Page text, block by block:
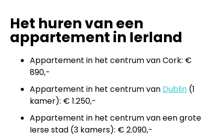
Het huren van een
appartement in Ierland
Appartement in het centrum van Cork: €
890,-
Appartement in het centrum van Dublin (1
kamer): € 1.250,-
Appartement in het centrum van een grote
Ierse stad (3 kamers): € 2.090,-